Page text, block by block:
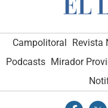
Campolitoral Revista
Podcasts Mirador